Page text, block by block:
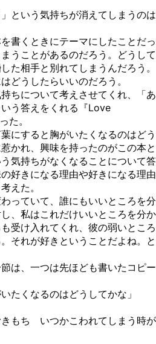
という気持ちが消えてしまうのは
書くときにテーマにしたことだっ
うことがあるのだろう。どうして
た相手と別れてしまうんだろう。
どうしたらいいのだろう。
ちについて考えさせてくれ、「あ
いう答えをくれる『Love
た。
にすると胸がいたくなるのはどう
かれ、興味を持ったのがこの本と
気持ちがなくなることについて答
好きになる理由や好きになる理由
えた。
っていて、誰にもいいところを分
、私はこれだけいいところを分か
受け入れてくれ、彼の弱いところ
それが好きということだよね。と
は、一つは先ほども書いたコピー
たくなるのはどうしてかな」
きもち いつかこわれてしまう時が